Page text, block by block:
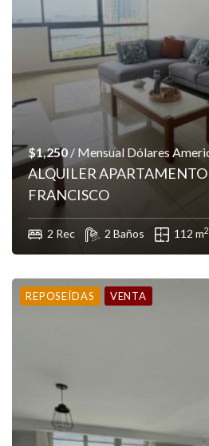
$1,250 / Mensual Dólares
ALQUILER
FRANCISCO
2 Rec 2 Baños 112 m2
REPOSEÍDAS VENTA